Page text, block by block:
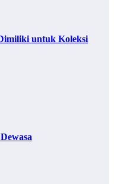
untuk Koleksi